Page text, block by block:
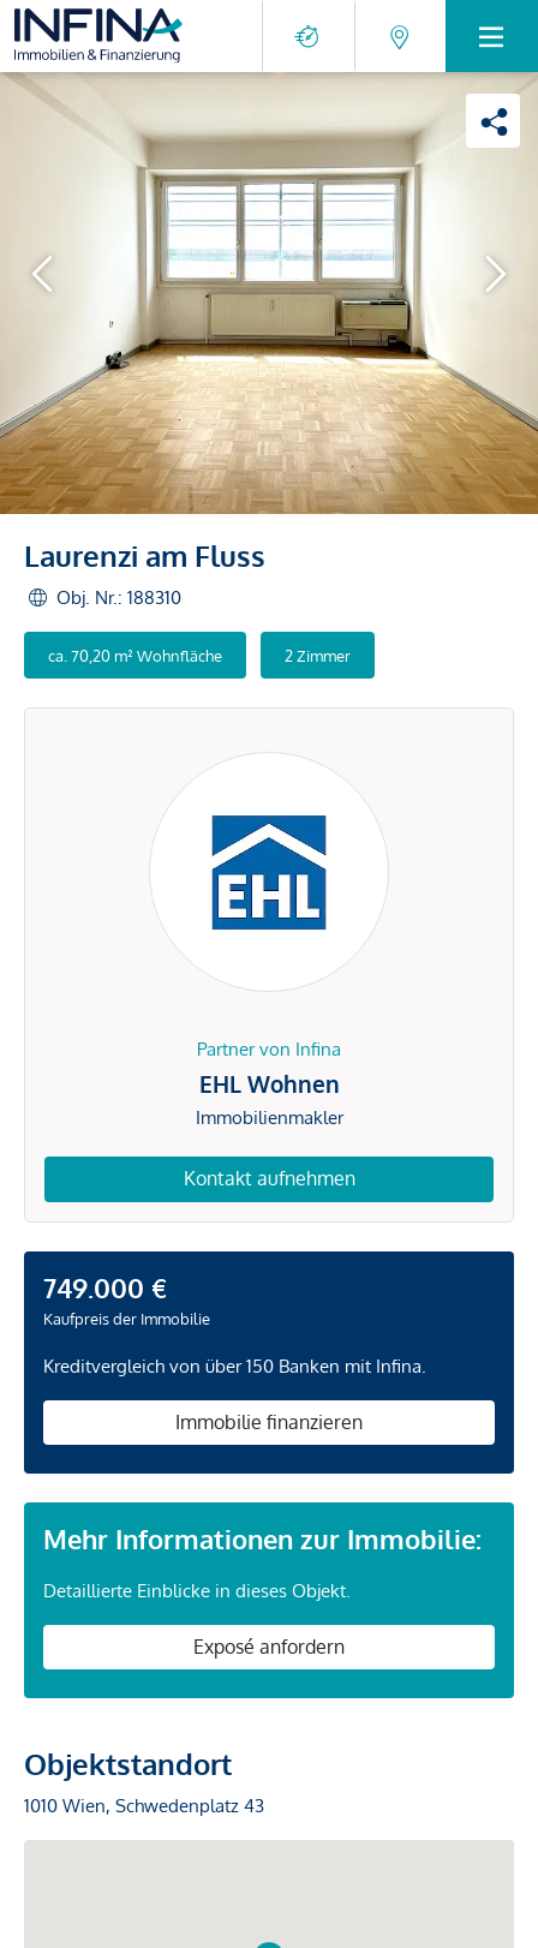
Laurenzi am Fluss
Obj. Nr.: 188310
ca. 70,20 m² Wohnfläche 2 Zimmer
Partner von Infina
EHL Wohnen
Immobilienmakler
Kontakt aufnehmen
749.000 €
Kaufpreis der Immobilie
Kreditvergleich von über 150 Banken mit Infina.
Immobilie finanzieren
Mehr Informationen zur Immobilie:
Detaillierte Einblicke in dieses Objekt.
Exposé anfordern
Objektstandort
1010 Wien, Schwedenplatz 43